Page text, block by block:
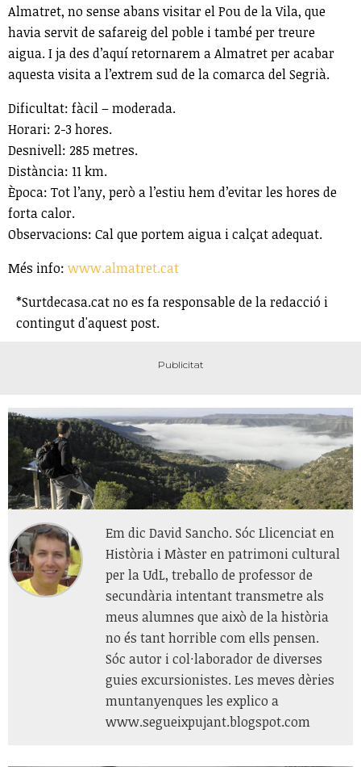
Almatret, no sense abans visitar el Pou de la Vila, que
havia servit de safareig del poble i també per treure
aigua. I ja des d’aquí retornarem a Almatret per acabar
aquesta visita a l’extrem sud de la comarca del Segrià.
Dificultat: fàcil – moderada.
Horari: 2-3 hores.
Desnivell: 285 metres.
Distància: 11 km.
Època: Tot l’any, però a l’estiu hem d’evitar les hores de
forta calor.
Observacions: Cal que portem aigua i calçat adequat.
Més info: www.almatret.cat
*Surtdecasa.cat no es fa responsable de la redacció i
contingut d'aquest post.
Em dic David Sancho. Sóc Llicenciat en
Història i Màster en patrimoni cultural
per la UdL, treballo de professor de
secundària intentant transmetre als
meus alumnes que això de la història
no és tant horrible com ells pensen.
Sóc autor i col·laborador de diverses
guies excursionistes. Les meves dèries
muntanyenques les explico a
www.segueixpujant.blogspot.com